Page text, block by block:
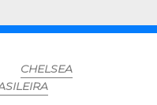
CHELSEA